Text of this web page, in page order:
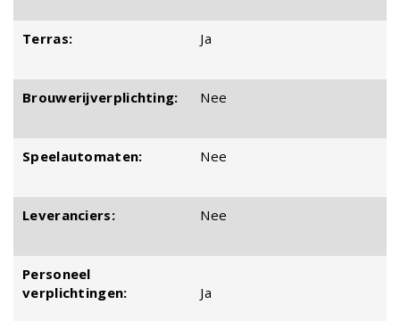
Terras: Ja
Brouwerijverplichting: Nee
Speelautomaten: Nee
Leveranciers: Nee
Personeel
verplichtingen:
Ja